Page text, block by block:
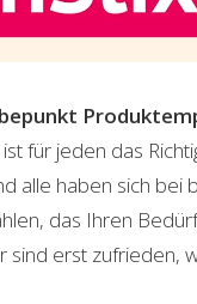
für jeden das
alle haben sich bei
das Ihren
sind erst zufrieden,